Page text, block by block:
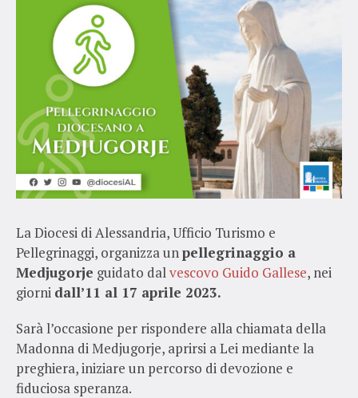
La Diocesi di Alessandria, Ufficio Turismo e
Pellegrinaggi, organizza unpellegrinaggio a
Medjugorje guidato dalvescovo Guido Gallese, nei
giorni dall’11 al 17 aprile 2023.
Sarà l’occasione per rispondere alla chiamata della
Madonna di Medjugorje, aprirsi a Lei mediante la
preghiera, iniziare un percorso di devozione e
fiduciosa speranza.